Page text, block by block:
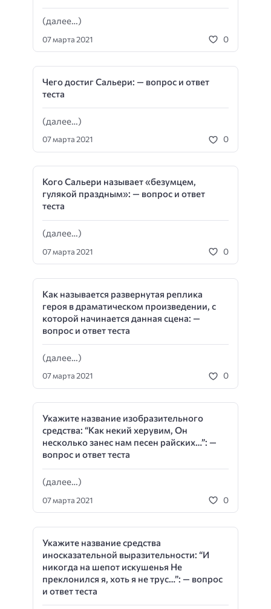
(далее…)
07 марта 2021 0
Чего достиг Сальери: — вопрос и ответ
теста
(далее…)
07 марта 2021 0
Кого Сальери называет «безумцем,
гулякой праздным»: — вопрос и ответ
теста
(далее…)
07 марта 2021 0
Как называется развернутая реплика
героя в драматическом произведении, с
которой начинается данная сцена: —
вопрос и ответ теста
(далее…)
07 марта 2021 0
Укажите название изобразительного
средства: “Как некий херувим, Он
несколько занес нам песен райских…”: —
вопрос и ответ теста
(далее…)
07 марта 2021 0
Укажите название средства
иносказательной выразительности: “И
никогда на шепот искушенья Не
преклонился я, хоть я не трус…”: — вопрос
и ответ теста